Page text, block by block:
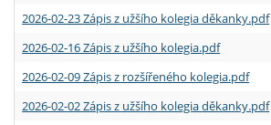
2026-02-23 Zápis z užšího kolegia děkanky.pdf
2026-02-16 Zápis z užšího kolegia.pdf
2026-02-09 Zápis z rozšířeného kolegia.pdf
2026-02-02 Zápis z užšího kolegia děkanky.pdf